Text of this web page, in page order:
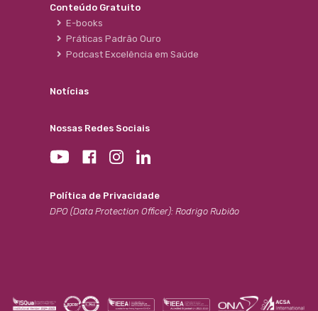
Conteúdo Gratuito
E-books
Práticas Padrão Ouro
Podcast Excelência em Saúde
Notícias
Nossas Redes Sociais
Política de Privacidade
DPO (Data Protection Officer): Rodrigo Rubião